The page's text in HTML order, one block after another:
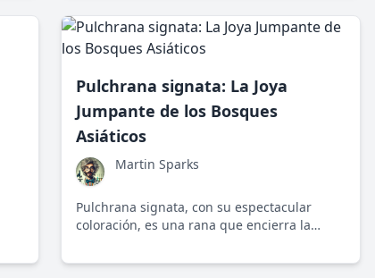
Pulchrana signata: La Joya
Jumpante de los Bosques
Asiáticos
Martin Sparks
Pulchrana signata, con su espectacular
coloración, es una rana que encierra la
sudeste asiático. Su historia es una danza